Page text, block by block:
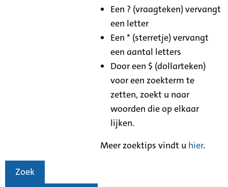
Een ? (vraagteken) vervangt
een letter
Een * (sterretje) vervangt
een aantal letters
Door een $ (dollarteken)
voor een zoekterm te
zetten, zoekt u naar
woorden die op elkaar
lijken.
Meer zoektips vindt u hier.
Zoek